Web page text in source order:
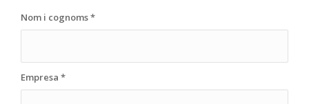
Nom i cognoms*
Empresa *